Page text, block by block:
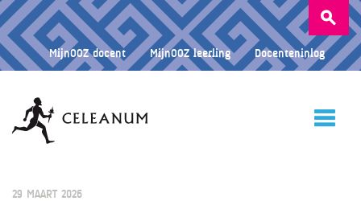
Zoeken
naar:
MijnOOZ docent MijnOOZ leerling Docenteninlog
29 MAART 2026